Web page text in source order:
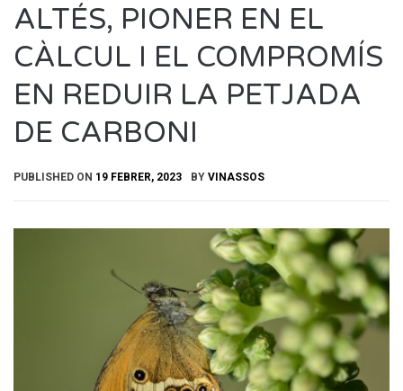
ALTÉS, PIONER EN EL
CÀLCUL I EL COMPROMÍS
EN REDUIR LA PETJADA
DE CARBONI
PUBLISHED ON 19 FEBRER, 2023 BY VINASSOS